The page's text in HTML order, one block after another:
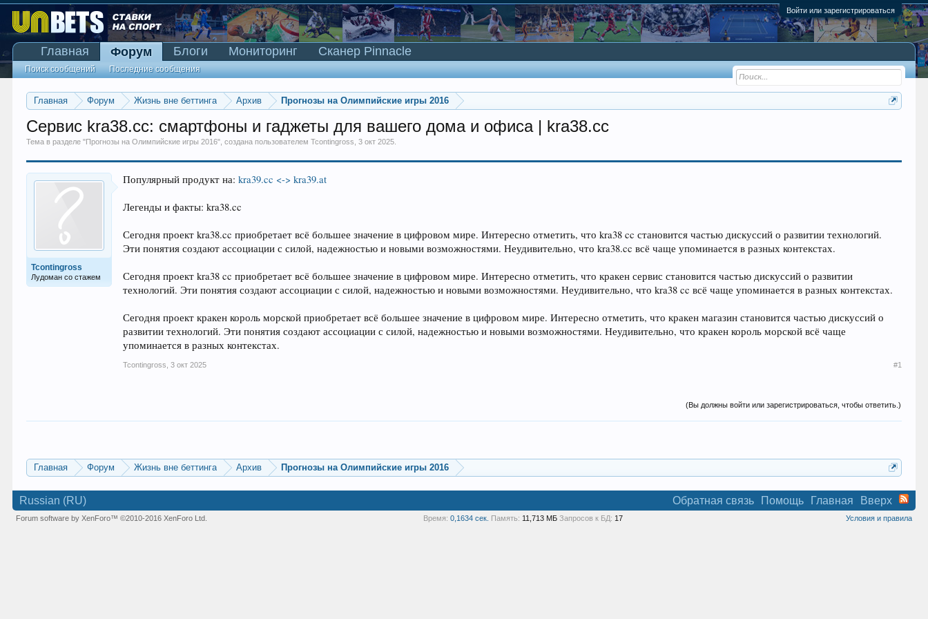
Войти или зарегистрироваться
Главная Форум Жизнь вне беттинга Архив Прогнозы на Олимпийские игры 2016
Сервис kra38.cc: смартфоны и гаджеты для вашего дома и офиса | kra38.cc
Тема в разделе "Прогнозы на Олимпийские игры 2016", создана пользователемTcontingross ,3 окт 2025
Tcontingross
Лудоман со стажем
Популярный продукт на:kra39.cc <-> kra39.at
Легенды и факты: kra38.cc
Сегодня проект kra38.cc приобретает всё большее значение в цифровом мире. Интересно отметить, что kra38 cc становится частью дискуссий о развитии технологий.
Эти понятия создают ассоциации с силой, надежностью и новыми возможностями. Неудивительно, что kra38.cc всё чаще упоминается в разных контекстах.
Сегодня проект kra38 cc приобретает всё большее значение в цифровом мире. Интересно отметить, что кракен сервис становится частью дискуссий о развитии
технологий. Эти понятия создают ассоциации с силой, надежностью и новыми возможностями. Неудивительно, что kra38 cc всё чаще упоминается в разных контекстах.
Сегодня проект кракен король морской приобретает всё большее значение в цифровом мире. Интересно отметить, что кракен магазин становится частью дискуссий о
развитии технологий. Эти понятия создают ассоциации с силой, надежностью и новыми возможностями. Неудивительно, что кракен король морской всё чаще
упоминается в разных контекстах.
Tcontingross 3 окт 2025 #1
(Вы должны войти или зарегистрироваться, чтобы ответить.)
Главная Форум Жизнь вне беттинга Архив Прогнозы на Олимпийские игры 2016
Главная Форум
Поиск сообщений Последние сообщения
Блоги Мониторинг Сканер Pinnacle
Russian (RU) Обратная связь Помощь Главная Вверх
Условия и правила
Forum software by XenForo™©2010-2016 XenForo Ltd. Время: 0,1634 сек. Память: 11,713 МБ Запросов к БД: 17